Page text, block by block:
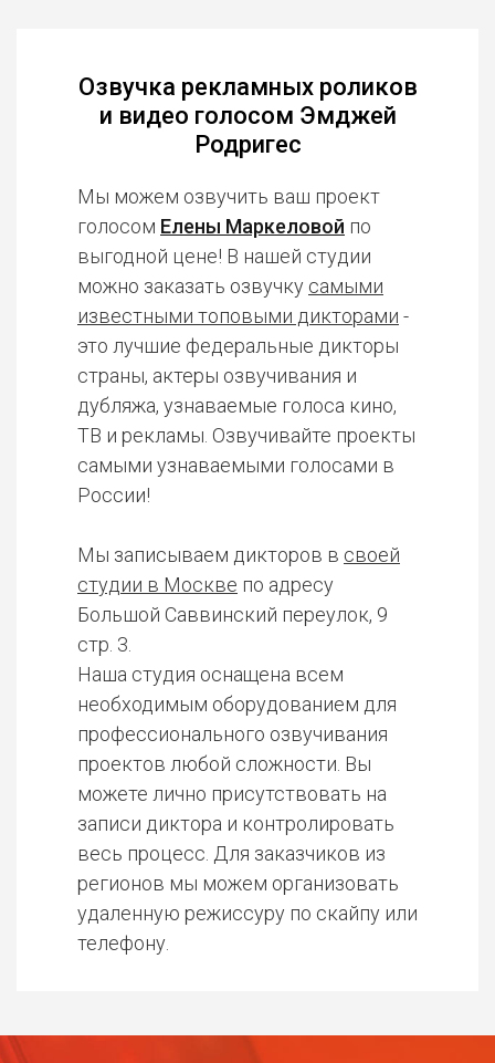
Озвучка рекламных роликов
и видео голосом Эмджей
Родригес
Мы можем озвучить ваш проект
голосом Елены Маркеловой по
выгодной цене! В нашей студии
можно заказать озвучку самыми
известными топовыми дикторами -
это лучшие федеральные дикторы
страны, актеры озвучивания и
дубляжа, узнаваемые голоса кино,
ТВ и рекламы. Озвучивайте проекты
самыми узнаваемыми голосами в
России!
Мы записываем дикторов в своей
студии в Москве по адресу
Большой Саввинский переулок, 9
стр. 3.
Наша студия оснащена всем
необходимым оборудованием для
профессионального озвучивания
проектов любой сложности. Вы
можете лично присутствовать на
записи диктора и контролировать
весь процесс. Для заказчиков из
регионов мы можем организовать
удаленную режиссуру по скайпу или
телефону.